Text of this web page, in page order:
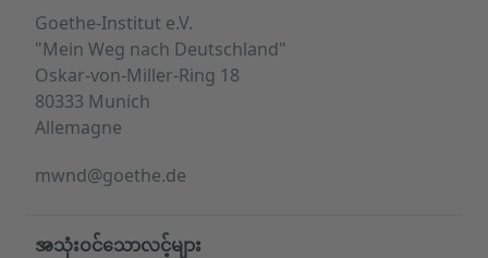
Goethe-Institut e.V.
"Mein Weg nach Deutschland"
Oskar-von-Miller-Ring 18
80333 Munich
Allemagne
mwnd@goethe.de
အသုံးဝင်သောလင့်များ